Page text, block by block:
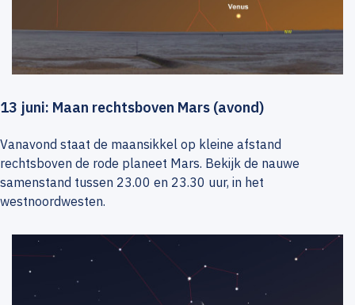
13 juni: Maan rechtsboven Mars (avond)
Vanavond staat de maansikkel op kleine afstand
rechtsboven de rode planeet Mars. Bekijk de nauwe
samenstand tussen 23.00 en 23.30 uur, in het
westnoordwesten.